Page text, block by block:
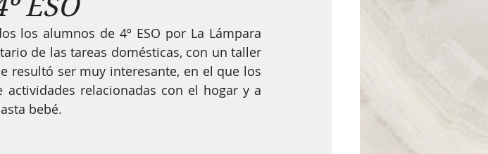
LAS EDUCADORAS DOCUMENTAL ELLAS
diversidad enriquece Mural solidario
los alumnos de 4º ESO por La Lámpara
de las tareas domésticas, con un taller
resultó ser muy interesante, en el que los
relacionadas con el hogar y a
bebé.